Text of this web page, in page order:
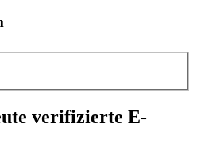
verifizierte E-